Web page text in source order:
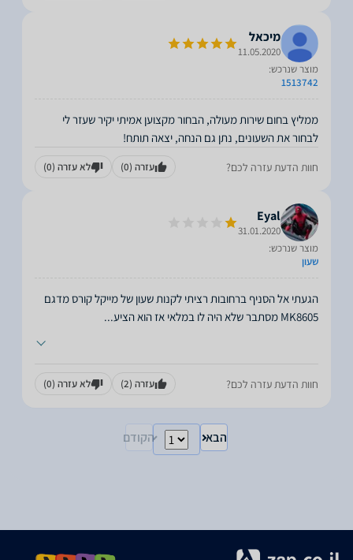
מיכאל
11.05.2020
מוצר שנרכש:
1513742
ממליץ בחום שירות מעולה, הבחור מקצוען אמיתי יקיר שעזר לי
לבחור את השעונים, נתן גם הנחה, יצאה תותח!
חוות הדעת עזרה לכם? עזרה (0) לא עזרה (0)
Eyal
31.01.2020
מוצר שנרכש:
שעון
הגעתי אל הסניף ברחובות רציתי לקנות שעון של מייקל קורס מדגם
MK8605 מסתבר שלא היה לו במלאי אז הוא הציע
...
חוות הדעת עזרה לכם? עזרה (2) לא עזרה (0)
הבא הקודם